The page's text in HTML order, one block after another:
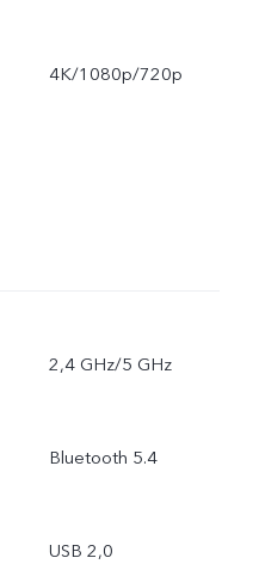
4K/1080p/720p
2,4 GHz/5 GHz
Bluetooth 5.4
USB 2,0